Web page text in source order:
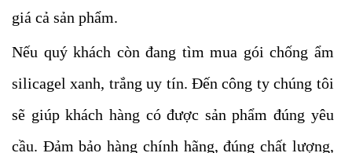
giá cả sản phẩm.
Nếu quý khách còn đang tìm mua gói chống ẩm
silicagel xanh, trắng uy tín. Đến công ty chúng tôi
sẽ giúp khách hàng có được sản phẩm đúng yêu
cầu. Đảm bảo hàng chính hãng, đúng chất lượng,